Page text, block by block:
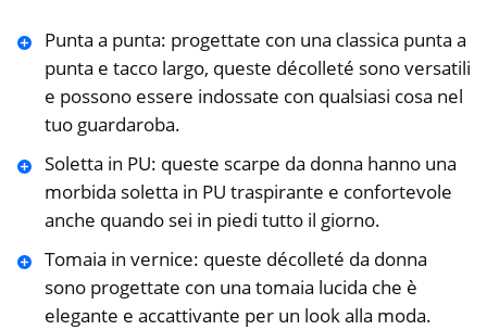
Punta a punta: progettate con una classica punta a
punta e tacco largo, queste décolleté sono versatili
e possono essere indossate con qualsiasi cosa nel
tuo guardaroba.
Soletta in PU: queste scarpe da donna hanno una
morbida soletta in PU traspirante e confortevole
anche quando sei in piedi tutto il giorno.
Tomaia in vernice: queste décolleté da donna
sono progettate con una tomaia lucida che è
elegante e accattivante per un look alla moda.